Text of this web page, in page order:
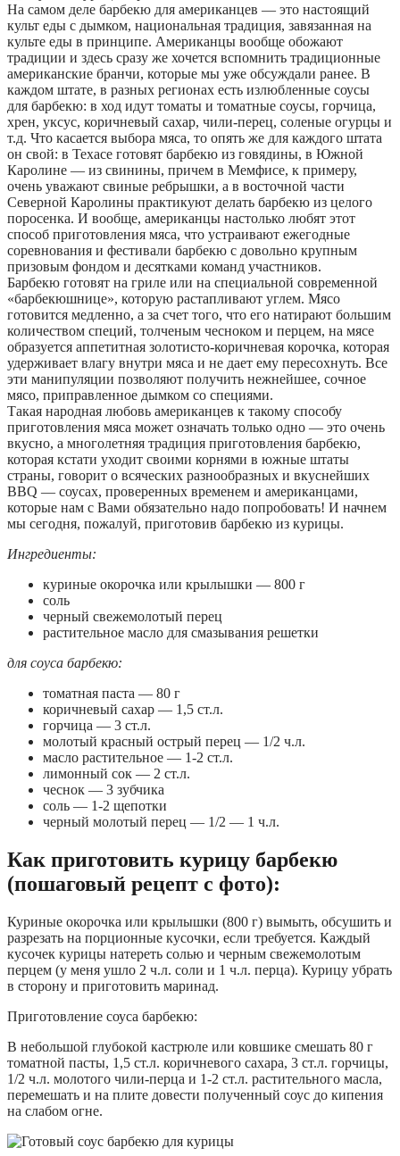
На самом деле барбекю для американцев — это настоящий
культ еды с дымком, национальная традиция, завязанная на
культе еды в принципе. Американцы вообще обожают
традиции и здесь сразу же хочется вспомнить традиционные
американские бранчи, которые мы уже обсуждали ранее. В
каждом штате, в разных регионах есть излюбленные соусы
для барбекю: в ход идут томаты и томатные соусы, горчица,
хрен, уксус, коричневый сахар, чили-перец, соленые огурцы и
т.д. Что касается выбора мяса, то опять же для каждого штата
он свой: в Техасе готовят барбекю из говядины, в Южной
Каролине — из свинины, причем в Мемфисе, к примеру,
очень уважают свиные ребрышки, а в восточной части
Северной Каролины практикуют делать барбекю из целого
поросенка. И вообще, американцы настолько любят этот
способ приготовления мяса, что устраивают ежегодные
соревнования и фестивали барбекю с довольно крупным
призовым фондом и десятками команд участников.
Барбекю готовят на гриле или на специальной современной
«барбекюшнице», которую растапливают углем. Мясо
готовится медленно, а за счет того, что его натирают большим
количеством специй, толченым чесноком и перцем, на мясе
образуется аппетитная золотисто-коричневая корочка, которая
удерживает влагу внутри мяса и не дает ему пересохнуть. Все
эти манипуляции позволяют получить нежнейшее, сочное
мясо, приправленное дымком со специями.
Такая народная любовь американцев к такому способу
приготовления мяса может означать только одно — это очень
вкусно, а многолетняя традиция приготовления барбекю,
которая кстати уходит своими корнями в южные штаты
страны, говорит о всяческих разнообразных и вкуснейших
BBQ — соусах, проверенных временем и американцами,
которые нам с Вами обязательно надо попробовать! И начнем
мы сегодня, пожалуй, приготовив барбекю из курицы.
Ингредиенты:
куриные окорочка или крылышки — 800 г
соль
черный свежемолотый перец
растительное масло для смазывания решетки
для соуса барбекю:
томатная паста — 80 г
коричневый сахар — 1,5 ст.л.
горчица — 3 ст.л.
молотый красный острый перец — 1/2 ч.л.
масло растительное — 1-2 ст.л.
лимонный сок — 2 ст.л.
чеснок — 3 зубчика
соль — 1-2 щепотки
черный молотый перец — 1/2 — 1 ч.л.
Как приготовить курицу барбекю
(пошаговый рецепт с фото):
Куриные окорочка или крылышки (800 г) вымыть, обсушить и
разрезать на порционные кусочки, если требуется. Каждый
кусочек курицы натереть солью и черным свежемолотым
перцем (у меня ушло 2 ч.л. соли и 1 ч.л. перца). Курицу убрать
в сторону и приготовить маринад.
Приготовление соуса барбекю:
В небольшой глубокой кастрюле или ковшике смешать 80 г
томатной пасты, 1,5 ст.л. коричневого сахара, 3 ст.л. горчицы,
1/2 ч.л. молотого чили-перца и 1-2 ст.л. растительного масла,
перемешать и на плите довести полученный соус до кипения
на слабом огне.